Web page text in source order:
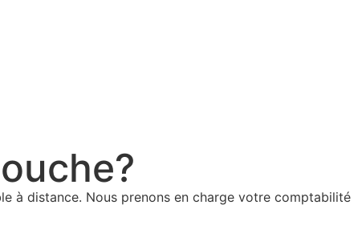
à distance. Nous prenons en charge votre comptabilité